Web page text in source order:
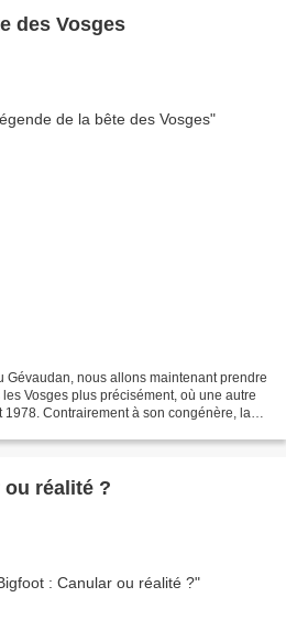
des Vosges
Gévaudan, nous allons maintenant prendre
Vosges plus précisément, où une autre
Contrairement à son congénère, la
réalité ?